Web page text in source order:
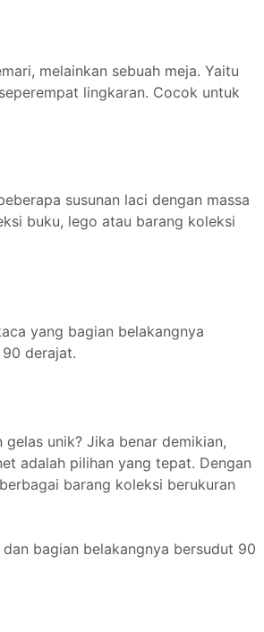
melainkan sebuah meja. Yaitu
lingkaran. Cocok untuk
susunan laci dengan massa
buku, lego atau barang koleksi
yang bagian belakangnya
derajat.
unik? Jika benar demikian,
adalah pilihan yang tepat. Dengan
barang koleksi berukuran
bagian belakangnya bersudut 90